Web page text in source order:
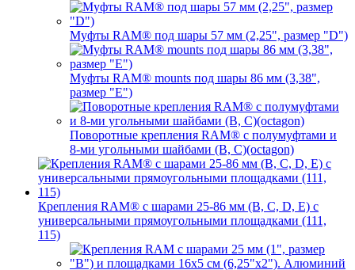
Муфты RAM® под шары 57 мм (2,25", размер "D")
Муфты RAM® mounts под шары 86 мм (3,38",
размер "E")
Поворотные крепления RAM® c полумуфтами и
8-ми угольными шайбами (B, C)(octagon)
Крепления RAM® с шарами 25-86 мм (B, C, D, E) с
универсальными прямоугольными площадками (111,
115)